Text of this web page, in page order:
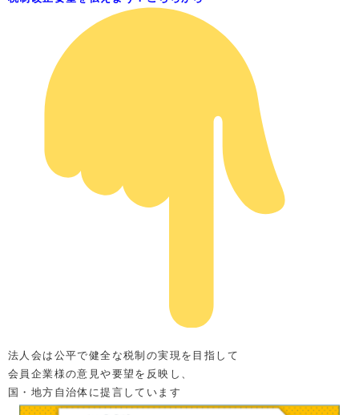
法人会は公平で健全な税制の実現を目指して
会員企業様の意見や要望を反映し、
国・地方自治体に提言しています